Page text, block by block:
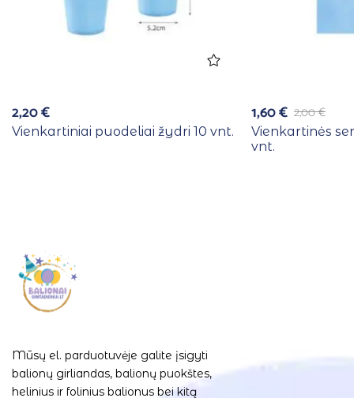
2,20€
Vienkartiniai puodeliai žydri 10 vnt.
2,00€
1,60€
Vienkartinės
vnt.
Mūsų el. parduotuvėje galite įsigyti
balionų girliandas, balionų puokštes,
helinius ir folinius balionus bei kitą